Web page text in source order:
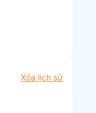
Xóa lịch sử